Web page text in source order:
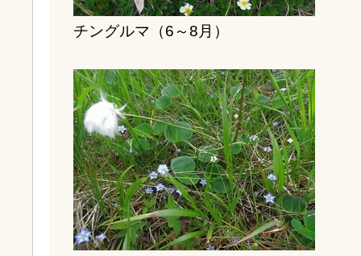
チングルマ（6～8月）